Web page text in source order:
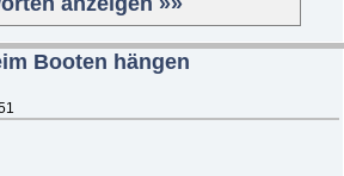
Booten hängen